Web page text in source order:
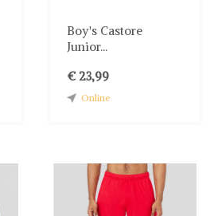
Boy's Castore
Junior...
€ 23,99
Online